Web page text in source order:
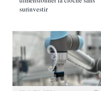
surinvestir